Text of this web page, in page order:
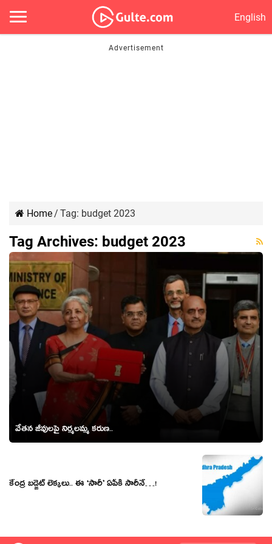
English
Home/ Tag: budget 2023
Tag Archives: budget 2023
వేతన జీవుల‌పై నిర్మ‌ల‌మ్మ క‌రుణ..
కేంద్ర‌ బ‌డ్జెట్ లెక్క‌లు.. ఈ ‘సారీ’ ఏపీకి సారీనే…!